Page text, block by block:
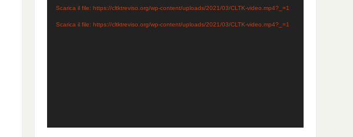
Player
Scarica il file: https://cltktreviso.org/wp-content/uploads/2021/03/CLTK-video.mp4?_=1
Scarica il file: https://cltktreviso.org/wp-content/uploads/2021/03/CLTK-video.mp4?_=1